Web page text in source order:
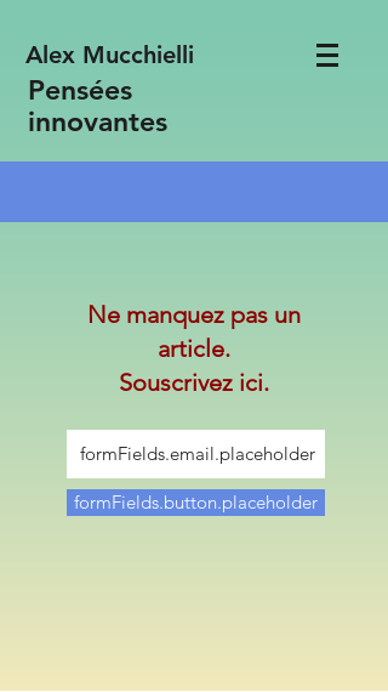
Alex Mucchielli
Pensées
innovantes
Ne manquez pas un
article.
Souscrivez ici.
formFields.button.placeholder